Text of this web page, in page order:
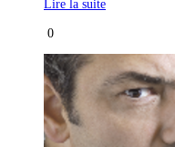
Lire la suite
0